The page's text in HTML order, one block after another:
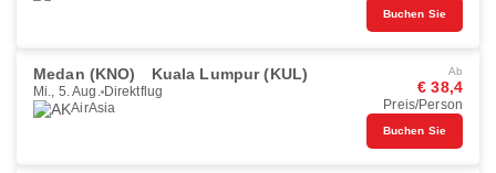
Buchen Sie
Medan (KNO) Kuala Lumpur (KUL)
Mi., 5. Aug. Direktflug
AirAsia
Ab
€ 38,4
Preis/Person
Buchen Sie